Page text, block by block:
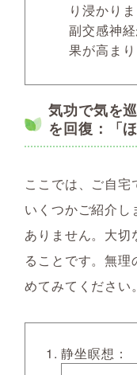
り浸かり
副交感神
果が高まり
気功で気を
を回復：「
ここでは、ご自
いくつかご紹介し
ありません。大切
ることです。無
めてみてください。
静坐瞑想：